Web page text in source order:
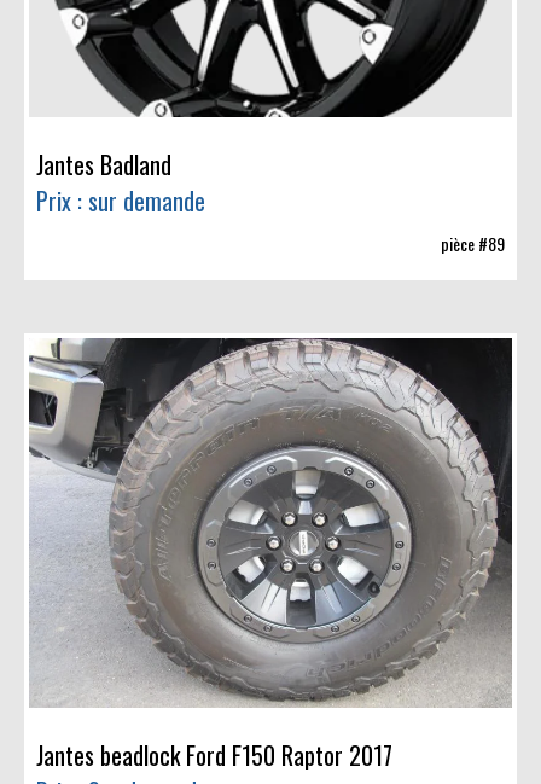
Jantes Badland
Prix : sur demande
pièce #89
Jantes beadlock Ford F150 Raptor 2017